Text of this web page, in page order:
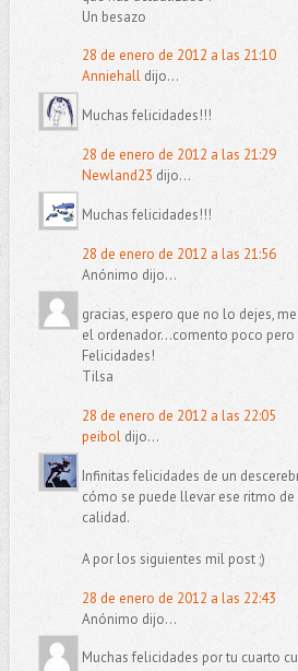
Un besazo
28 de enero de 2012 a las 21:10
Anniehalldijo...
Muchas felicidades!!!
28 de enero de 2012 a las 21:29
Newland23 dijo...
Muchas felicidades!!!
28 de enero de 2012 a las 21:56
Anónimo dijo...
gracias, espero que no lo dejes,
el ordenador...comento poco pero
Felicidades!
Tilsa
28 de enero de 2012 a las 22:05
peiboldijo...
Infinitas felicidades de un
cómo se puede llevar ese ritmo
calidad.
A por los siguientes mil post ;)
28 de enero de 2012 a las 22:43
Anónimo dijo...
Muchas felicidades por tu cuarto